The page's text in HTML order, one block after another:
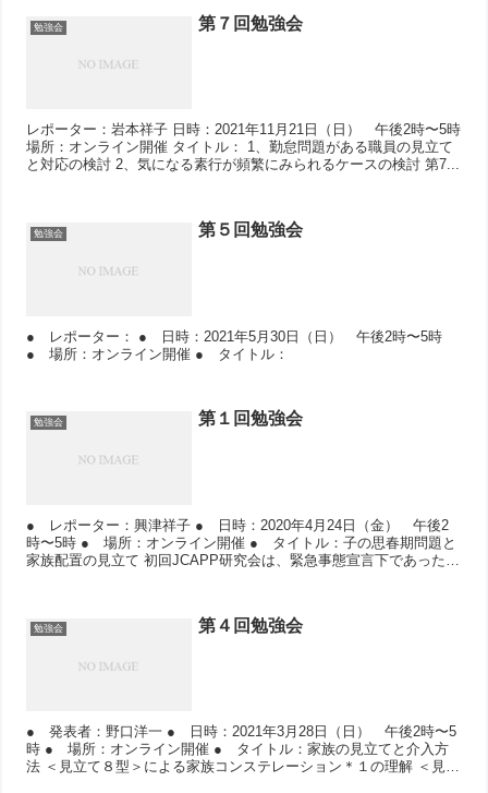
勉強会 第７回勉強会
レポーター：岩本祥子 日時：2021年11月21日（日） 午後2時〜5時
場所：オンライン開催 タイトル： 1、勤怠問題がある職員の見立て
と対応の検討 2、気になる素行が頻繁にみられるケースの検討 第7...
勉強会 第５回勉強会
● レポーター： ● 日時：2021年5月30日（日） 午後2時〜5時
● 場所：オンライン開催 ● タイトル：
勉強会 第１回勉強会
● レポーター：興津祥子 ● 日時：2020年4月24日（金） 午後2
時〜5時 ● 場所：オンライン開催 ● タイトル：子の思春期問題と
家族配置の見立て 初回JCAPP研究会は、緊急事態宣言下であったた
勉強会 第４回勉強会
● 発表者：野口洋一 ● 日時：2021年3月28日（日） 午後2時〜5
時 ● 場所：オンライン開催 ● タイトル：家族の見立てと介入方
法 ＜見立て８型＞による家族コンステレーション＊１の理解 ＜見立